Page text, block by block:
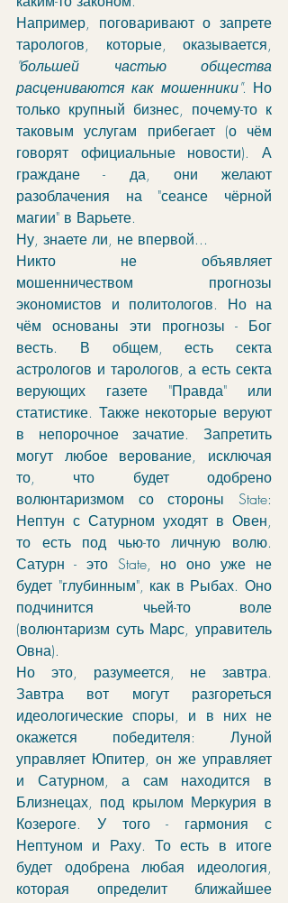
Например, поговаривают о запрете
"большей частью общества
расцениваются как мошенники". Но
только крупный бизнес, почему-то к
таковым услугам прибегает (о чём
говорят официальные новости). А
граждане - да, они желают
разоблачения на "сеансе чёрной
магии" в Варьете.
Ну, знаете ли, не впервой...
Никто не объявляет
мошенничеством прогнозы
экономистов и политологов. Но на
чём основаны эти прогнозы - Бог
весть. В общем, есть секта
астрологов и тарологов, а есть секта
верующих газете "Правда" или
статистике. Также некоторые веруют
в непорочное зачатие. Запретить
могут любое верование, исключая
то, что будет одобрено
волюнтаризмом со стороны State:
Нептун с Сатурном уходят в Овен,
то есть под чью-то личную волю.
Сатурн - это State, но оно уже не
будет "глубинным", как в Рыбах. Оно
подчинится чьей-то воле
(волюнтаризм суть Марс, управитель
Овна).
Но это, разумеется, не завтра.
Завтра вот могут разгореться
идеологические споры, и в них не
окажется победителя: Луной
управляет Юпитер, он же управляет
и Сатурном, а сам находится в
Близнецах, под крылом Меркурия в
Козероге. У того - гармония с
Нептуном и Раху. То есть в итоге
будет одобрена любая идеология,
которая определит ближайшее